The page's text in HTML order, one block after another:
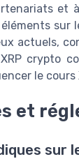
et
sur
actuels,
crypto
le cours
et
sur